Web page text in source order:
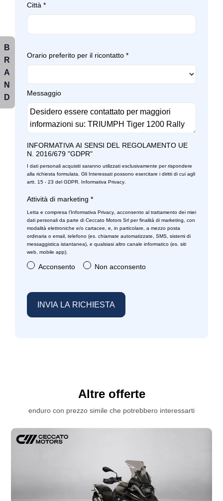
Città *
Orario preferito per il ricontatto *
Messaggio
INFORMATIVA AI SENSI DEL REGOLAMENTO UE
N. 2016/679 "GDPR"
I dati personali acquisiti saranno utilizzati esclusivamente per rispondere
alla richiesta formulata. Gli Interessati possono esercitare i diritti di cui agli
artt. 15 - 23 del GDPR.
Informativa Privacy.
Attività di marketing *
Letta e compresa l’ Informativa Privacy, acconsento al trattamento dei miei
dati personali da parte di Ceccato Motors Srl per finalità di marketing, con
modalità elettroniche e/o cartacee, e, in particolare, a mezzo posta
ordinaria o email, telefono (es. chiamate automatizzate, SMS, sistemi di
messaggistica istantanea), e qualsiasi altro canale informatico (es. siti
web, mobile app).
Acconsento Non acconsento
Altre offerte
enduro con prezzo simile che potrebbero interessarti
B
R
A
N
D